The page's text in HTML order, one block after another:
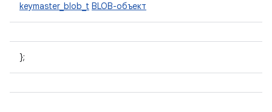
keymaster_blob_t BLOB-объект
};